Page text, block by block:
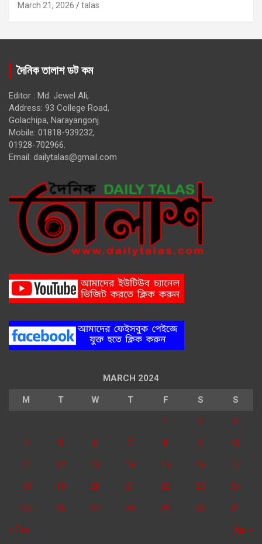
March 21, 2026 talas
দৈনিক তালাশ ডট কম
Editor : Md. Jewel Ali,
Address: 93 College Road,
Golachipa, Narayangonj.
Mobile: 01818-939232,
01928-702966.
Email: dailytalas@gmail.com
MARCH 2024
M T W T F S S
1 2 3
4 5 6 7 8 9 10
11 12 13 14 15 16 17
18 19 20 21 22 23 24
25 26 27 28 29 30 31
« Feb Apr »